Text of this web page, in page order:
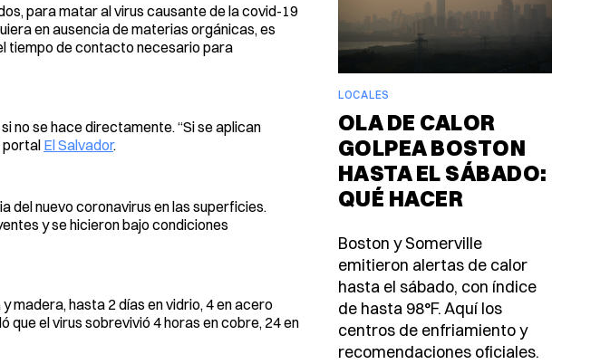
para matar al virus causante de la covid-19
en ausencia de materias orgánicas, es
tiempo de contacto necesario para
no se hace directamente. “Si se aplican
portal El Salvador.
del nuevo coronavirus en las superficies.
y se hicieron bajo condiciones
madera, hasta 2 días en vidrio, 4 en acero
que el virus sobrevivió 4 horas en cobre, 24 en
LOCALES
OLA DE CALOR
GOLPEA BOSTON
HASTA EL SÁBADO:
QUÉ HACER
Boston y Somerville
emitieron alertas de calor
hasta el sábado, con índice
de hasta 98°F. Aquí los
centros de enfriamiento y
recomendaciones oficiales.